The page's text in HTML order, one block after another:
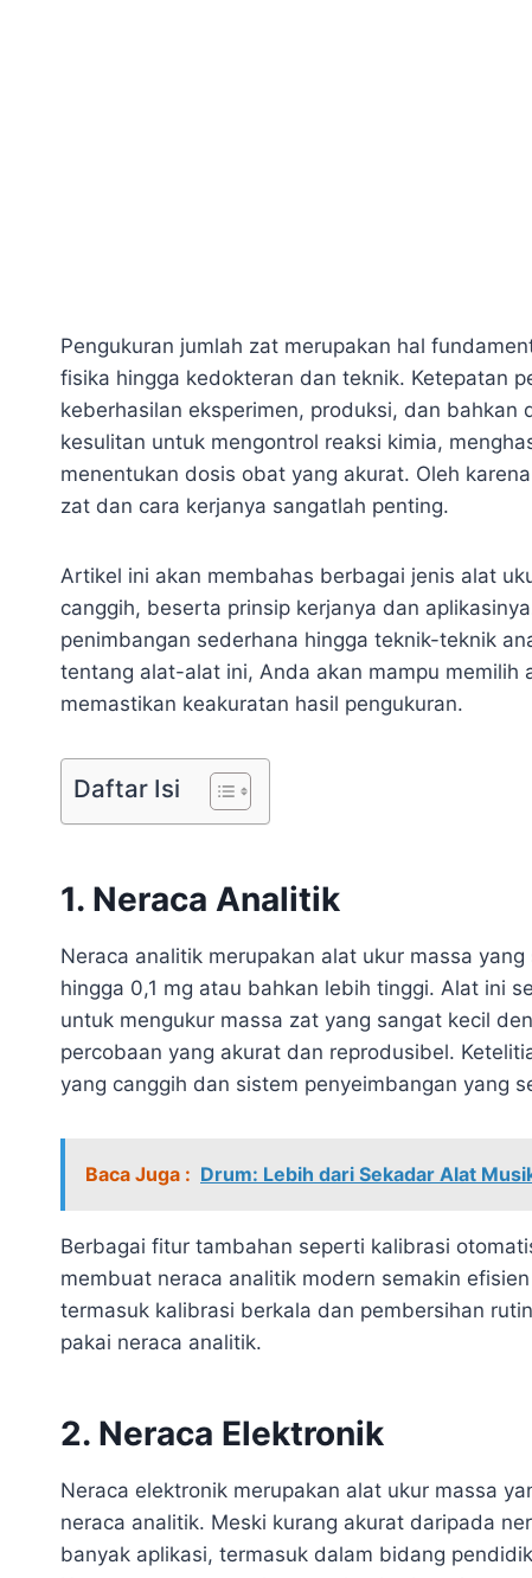
Pengukuran jumlah zat merupakan hal
fisika hingga kedokteran dan teknik. Ketepatan
keberhasilan eksperimen, produksi, dan
kesulitan untuk mengontrol reaksi kimia,
menentukan dosis obat yang akurat. Oleh
zat dan cara kerjanya sangatlah penting.
Artikel ini akan membahas berbagai jenis alat
canggih, beserta prinsip kerjanya dan
penimbangan sederhana hingga teknik-teknik
tentang alat-alat ini, Anda akan mampu
memastikan keakuratan hasil pengukuran.
Daftar Isi
1. Neraca Analitik
Neraca analitik merupakan alat ukur massa
hingga 0,1 mg atau bahkan lebih tinggi. Alat ini
untuk mengukur massa zat yang sangat kecil
percobaan yang akurat dan reprodusibel.
yang canggih dan sistem penyeimbangan yang
Baca Juga : Drum: Lebih dari Sekadar Alat
Berbagai fitur tambahan seperti kalibrasi
membuat neraca analitik modern semakin
termasuk kalibrasi berkala dan pembersihan
pakai neraca analitik.
2. Neraca Elektronik
Neraca elektronik merupakan alat ukur massa
neraca analitik. Meski kurang akurat daripada
banyak aplikasi, termasuk dalam bidang